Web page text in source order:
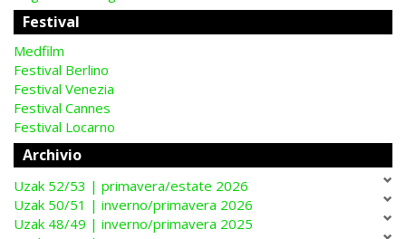
Festival
Medfilm
Festival Berlino
Festival Venezia
Festival Cannes
Festival Locarno
Archivio
Uzak 52/53 | primavera/estate 2026
Uzak 50/51 | inverno/primavera 2026
Uzak 48/49 | inverno/primavera 2025